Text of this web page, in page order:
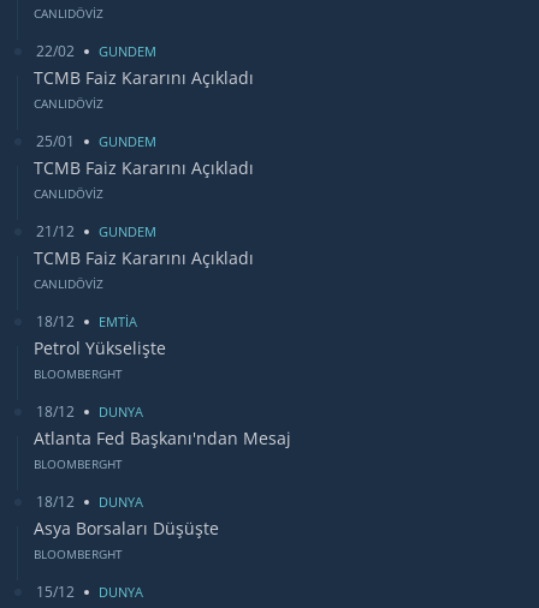
CANLIDÖVİZ
22/02 GUNDEM
TCMB Faiz Kararını Açıkladı
CANLIDÖVİZ
25/01 GUNDEM
TCMB Faiz Kararını Açıkladı
CANLIDÖVİZ
21/12 GUNDEM
TCMB Faiz Kararını Açıkladı
CANLIDÖVİZ
18/12 EMTİA
Petrol Yükselişte
BLOOMBERGHT
18/12 DUNYA
Atlanta Fed Başkanı'ndan Mesaj
BLOOMBERGHT
18/12 DUNYA
Asya Borsaları Düşüşte
BLOOMBERGHT
15/12 DUNYA